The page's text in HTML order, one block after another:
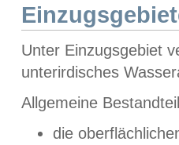
Unter Einzugsgebiet
unterirdisches
Allgemeine
die